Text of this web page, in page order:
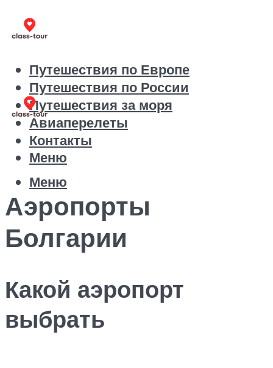
Путешествия по Европе
Путешествия по России
Путешествия за моря
Авиаперелеты
Контакты
Меню
Меню
Аэропорты
Болгарии
Какой аэропорт
выбрать